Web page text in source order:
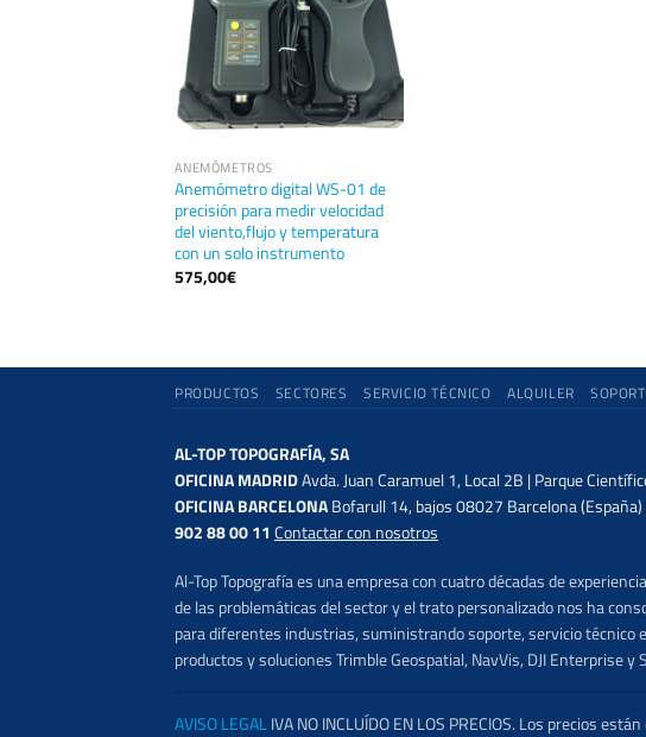
ANEMÓMETROS
Anemómetro digital WS-01 de
precisión para medir velocidad
del viento,flujo y temperatura
con un solo instrumento
575,00€
PRODUCTOS SECTORES SERVICIO TÉCNICO ALQUILER
AL-TOP TOPOGRAFÍA, SA
OFICINA MADRIDAvda. Juan Caramuel 1, Local 2B | Parque
OFICINA BARCELONABofarull 14, bajos 08027 Barcelona
902 88 00 11 Contactar con nosotros
Al-Top Topografía es una empresa con cuatro décadas de
de las problemáticas del sector y el trato personalizado nos ha
para diferentes industrias, suministrando soporte, servicio técnico
productos y soluciones Trimble Geospatial, NavVis, DJI Enterprise y
AVISO LEGALIVA NO INCLUÍDO EN LOS PRECIOS. Los precios